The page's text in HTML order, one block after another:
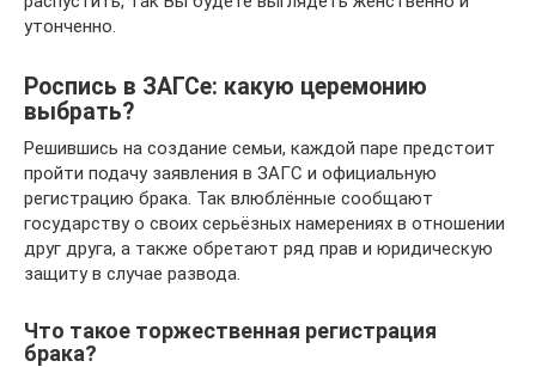
утонченно.
Роспись в ЗАГСе: какую церемонию
выбрать?
Решившись на создание семьи, каждой паре предстоит
пройти подачу заявления в ЗАГС и официальную
регистрацию брака. Так влюблённые сообщают
государству о своих серьёзных намерениях в отношении
друг друга, а также обретают ряд прав и юридическую
защиту в случае развода.
Что такое торжественная регистрация
брака?